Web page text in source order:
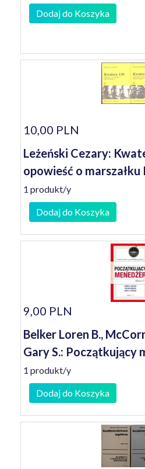
Dodaj do Koszyka
10,00 PLN
Leżeński Cezary:
opowieść o marszałku
1 produkt/y
Dodaj do Koszyka
9,00 PLN
Belker Loren B.,
Gary S.: Początkujący
1 produkt/y
Dodaj do Koszyka